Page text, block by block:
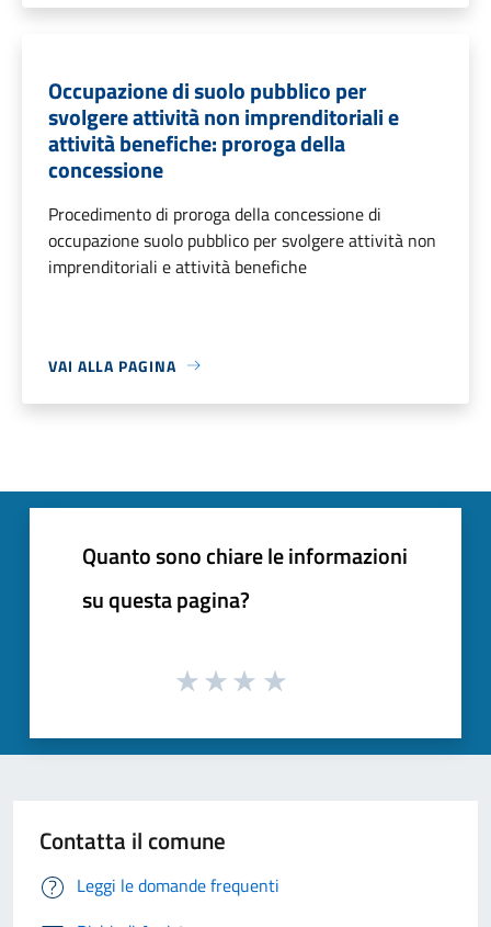
Occupazione di suolo pubblico per
svolgere attività non imprenditoriali e
attività benefiche: proroga della
concessione
Procedimento di proroga della concessione di
occupazione suolo pubblico per svolgere attività non
imprenditoriali e attività benefiche
VAI ALLA PAGINA
Quanto sono chiare le informazioni
su questa pagina?
Contatta il comune
Leggi le domande frequenti